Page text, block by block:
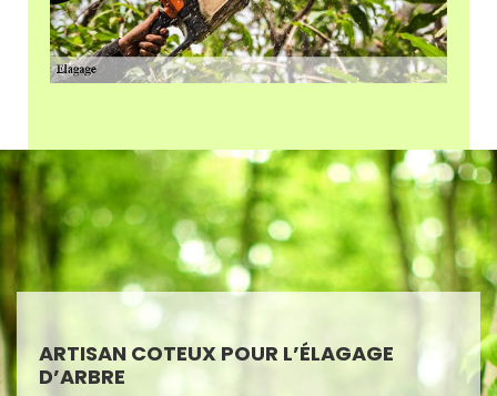
ARTISAN COTEUX POUR L’ÉLAGAGE
D’ARBRE